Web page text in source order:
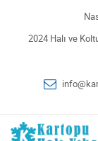
2024 Halı ve